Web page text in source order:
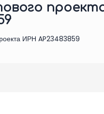
ИРН AP23483859